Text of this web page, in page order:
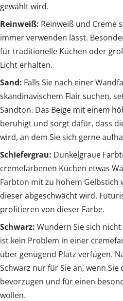
gewählt wird.
Reinweiß: Reinweiß und Creme
immer verwenden lässt.
für traditionelle Küchen oder
Licht erhalten.
Sand: Falls Sie nach einer
skandinavischem Flair suchen,
Sandton. Das Beige mit einem
beruhigt und sorgt dafür, dass
wird, an dem Sie sich gerne
Schiefergrau: Dunkelgraue
cremefarbenen Küchen etwas
Farbton mit zu hohem Gelbstich
dieser abgeschwächt wird.
profitieren von dieser Farbe.
Schwarz: Wundern Sie sich
ist kein Problem in einer
über genügend Platz verfügen.
Schwarz nur für Sie an, wenn
bevorzugen und für einen
wollen.